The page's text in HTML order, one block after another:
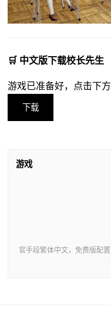
🛒 中文版下载校长先生
游戏已准备好，点击下方
下载
游戏
官手段繁体中文，免费版配